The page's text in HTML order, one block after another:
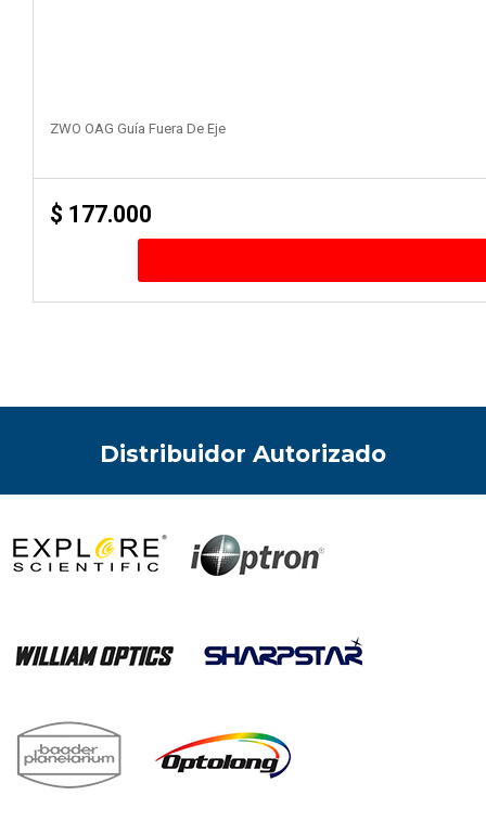
ZWO OAG Guía Fuera De Eje
$ 177.000
Distribuidor Autorizado